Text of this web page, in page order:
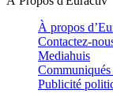
À propos
Contactez-
Mediahuis
Communiqués
Publicité